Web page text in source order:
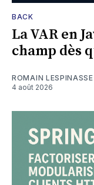
BACK
La VAR en
champ dès
ROMAIN LESPINASSE
4 août 2026